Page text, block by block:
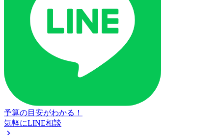
予算の目安がわかる！
気軽にLINE相談